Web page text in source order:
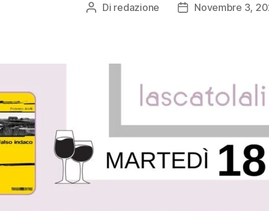
Autore
Di redazione
DataNovembre 3,